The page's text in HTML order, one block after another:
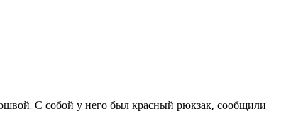
С собой у него был красный рюкзак, сообщили